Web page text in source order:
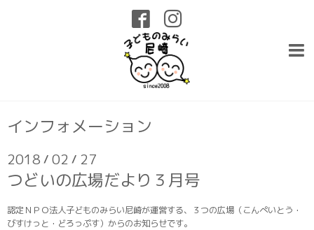
インフォメーション
2018 / 02 / 27
つどいの広場だより３月号
認定ＮＰＯ法人子どものみらい尼崎が運営する、３つの広場（こんぺいとう・
びすけっと・どろっぷす）からのお知らせです。